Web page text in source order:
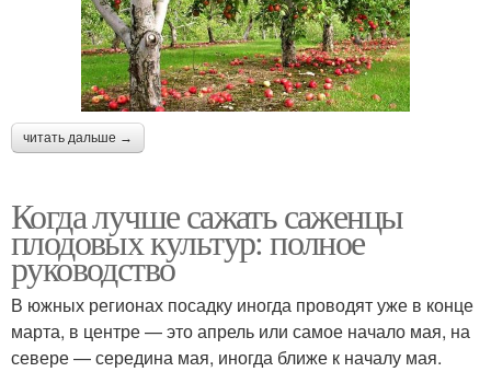
читать дальше →
Когда лучше сажать саженцы
плодовых культур: полное
руководство
В южных регионах посадку иногда проводят уже в конце
марта, в центре — это апрель или самое начало мая, на
севере — середина мая, иногда ближе к началу мая.